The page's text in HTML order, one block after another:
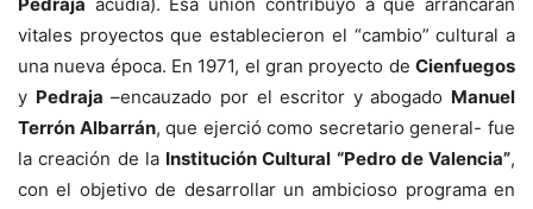
vitales proyectos que establecieron el “cambio” cultural a
una nueva época. En 1971, el gran proyecto de Cienfuegos
y Pedraja –encauzado por el escritor y abogado Manuel
Terrón Albarrán, que ejerció como secretario general- fue
la creación de la Institución Cultural “Pedro de Valencia”,
con el objetivo de desarrollar un ambicioso programa en